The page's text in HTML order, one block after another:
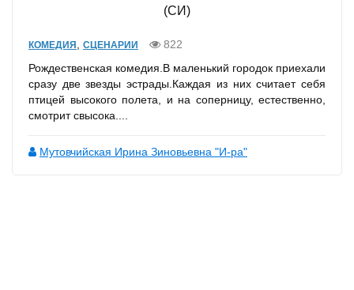
(СИ)
КОМЕДИЯ , СЦЕНАРИИ
822
Рождественская комедия.В маленький городок приехали
сразу две звезды эстрады.Каждая из них считает себя
птицей высокого полета, и на соперницу, естественно,
смотрит свысока....
Мутовчийская Ирина Зиновьевна "И-ра"